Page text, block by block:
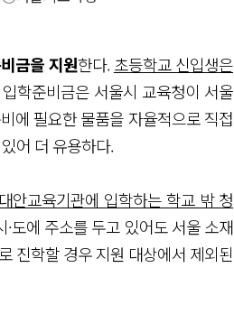
금을 지원한다.초등학교 신입생은
학준비금은 서울시 교육청이 서울
에 필요한 물품을 자율적으로 직접
어 더 유용하다.
안교육기관에 입학하는 학교 밖 청
도에 주소를 두고 있어도 서울 소재
진학할 경우 지원 대상에서 제외된